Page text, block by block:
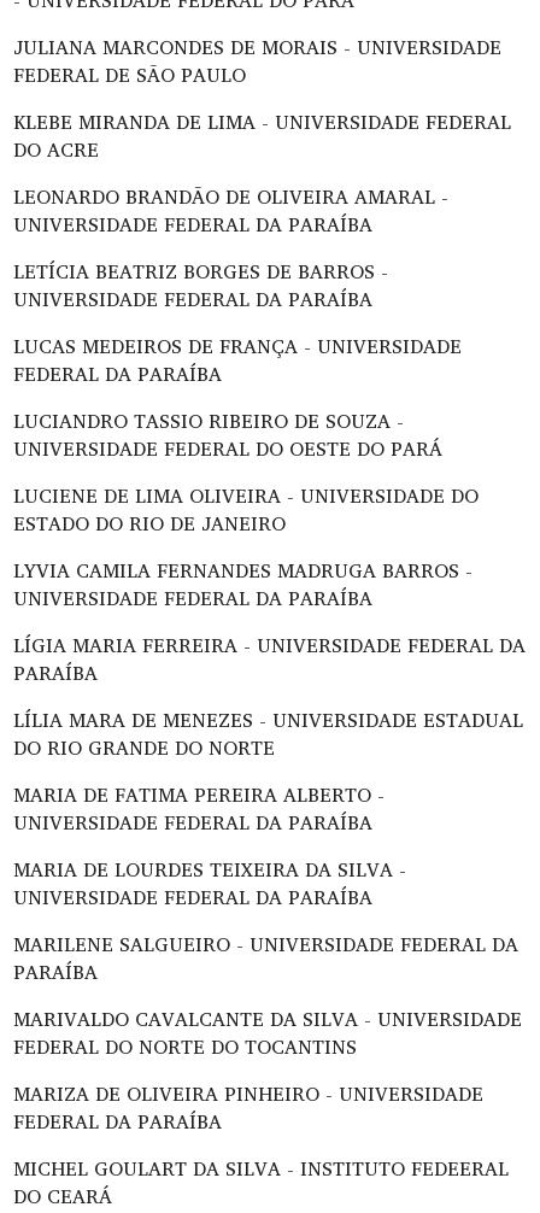
JULIANA MARCONDES DE MORAIS - UNIVERSIDADE
FEDERAL DE SÃO PAULO
KLEBE MIRANDA DE LIMA - UNIVERSIDADE FEDERAL
DO ACRE
LEONARDO BRANDÃO DE OLIVEIRA AMARAL -
UNIVERSIDADE FEDERAL DA PARAÍBA
LETÍCIA BEATRIZ BORGES DE BARROS -
UNIVERSIDADE FEDERAL DA PARAÍBA
LUCAS MEDEIROS DE FRANÇA - UNIVERSIDADE
FEDERAL DA PARAÍBA
LUCIANDRO TASSIO RIBEIRO DE SOUZA -
UNIVERSIDADE FEDERAL DO OESTE DO PARÁ
LUCIENE DE LIMA OLIVEIRA - UNIVERSIDADE DO
ESTADO DO RIO DE JANEIRO
LYVIA CAMILA FERNANDES MADRUGA BARROS -
UNIVERSIDADE FEDERAL DA PARAÍBA
LÍGIA MARIA FERREIRA - UNIVERSIDADE FEDERAL DA
PARAÍBA
LÍLIA MARA DE MENEZES - UNIVERSIDADE ESTADUAL
DO RIO GRANDE DO NORTE
MARIA DE FATIMA PEREIRA ALBERTO -
UNIVERSIDADE FEDERAL DA PARAÍBA
MARIA DE LOURDES TEIXEIRA DA SILVA -
UNIVERSIDADE FEDERAL DA PARAÍBA
MARILENE SALGUEIRO - UNIVERSIDADE FEDERAL DA
PARAÍBA
MARIVALDO CAVALCANTE DA SILVA - UNIVERSIDADE
FEDERAL DO NORTE DO TOCANTINS
MARIZA DE OLIVEIRA PINHEIRO - UNIVERSIDADE
FEDERAL DA PARAÍBA
MICHEL GOULART DA SILVA - INSTITUTO FEDEERAL
DO CEARÁ